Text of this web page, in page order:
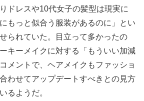
ドレスや10代女子の髪型は現実に
もっと似合う服装があるのに」とい
られていた。目立って多かったの
キーメイクに対する「もういい加減
メントで、ヘアメイクもファッショ
わせてアップデートすべきとの見方
るようだ。